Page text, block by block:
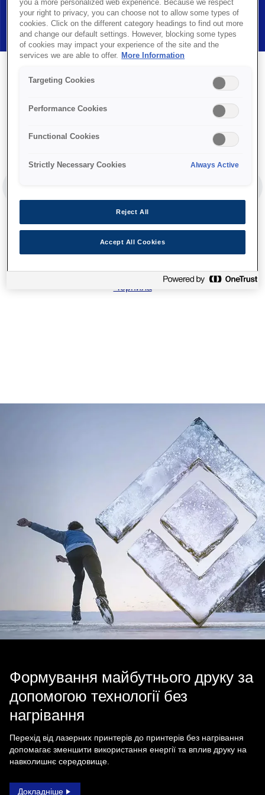
Докладніше
PAUSE
Чернила
Формування майбутнього друку за
допомогою технології без
нагрівання
Перехід від лазерних принтерів до принтерів без нагрівання
допомагає зменшити використання енергії та вплив друку на
навколишнє середовище.
Докладніше
you a more personalized web experience. Because we respect
your right to privacy, you can choose not to allow some types of
cookies. Click on the different category headings to find out more
and change our default settings. However, blocking some types
of cookies may impact your experience of the site and the
services we are able to offer.
More Information
Targeting Cookies
Performance Cookies
Functional Cookies
Strictly Necessary Cookies Always Active
Reject All
Accept All Cookies